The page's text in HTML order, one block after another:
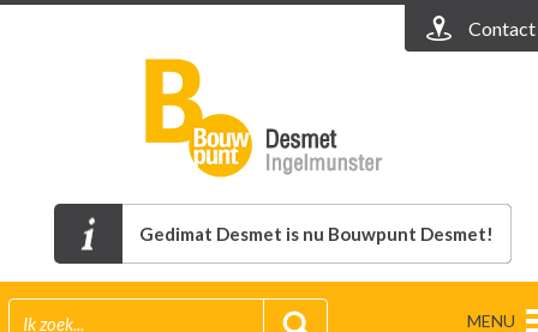
Contact
Gedimat Desmet is nu Bouwpunt Desmet!
MENU